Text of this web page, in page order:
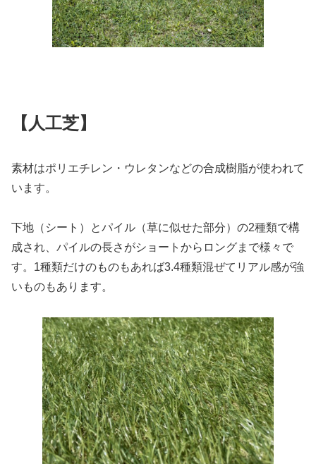
【人工芝】
素材はポリエチレン・ウレタンなどの合成樹脂が使われて
います。
下地（シート）とパイル（草に似せた部分）の2種類で構
成され、パイルの長さがショートからロングまで様々で
す。1種類だけのものもあれば3.4種類混ぜてリアル感が強
いものもあります。